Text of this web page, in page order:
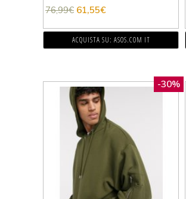
76,99€ 61,55€
ACQUISTA SU: ASOS.COM IT
-30%